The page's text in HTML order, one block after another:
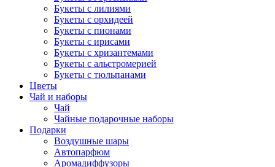
Букеты с лилиями
Букеты с орхидеей
Букеты с пионами
Букеты с ирисами
Букеты с хризантемами
Букеты с альстромерией
Букеты с тюльпанами
Цветы
Чай и наборы
Чай
Чайные подарочные наборы
Подарки
Воздушные шары
Автопарфюм
Аромадиффузоры